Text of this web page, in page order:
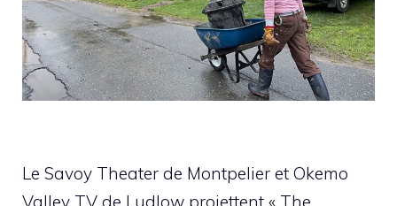
Le Savoy Theater de Montpelier et Okemo